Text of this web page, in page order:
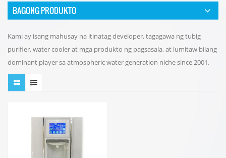
BAGONG PRODUKTO
Kami ay isang mahusay na itinatag developer, tagagawa ng tubig
purifier, water cooler at mga produkto ng pagsasala, at lumitaw bilang
dominant player sa atmospheric water generation niche since 2001.